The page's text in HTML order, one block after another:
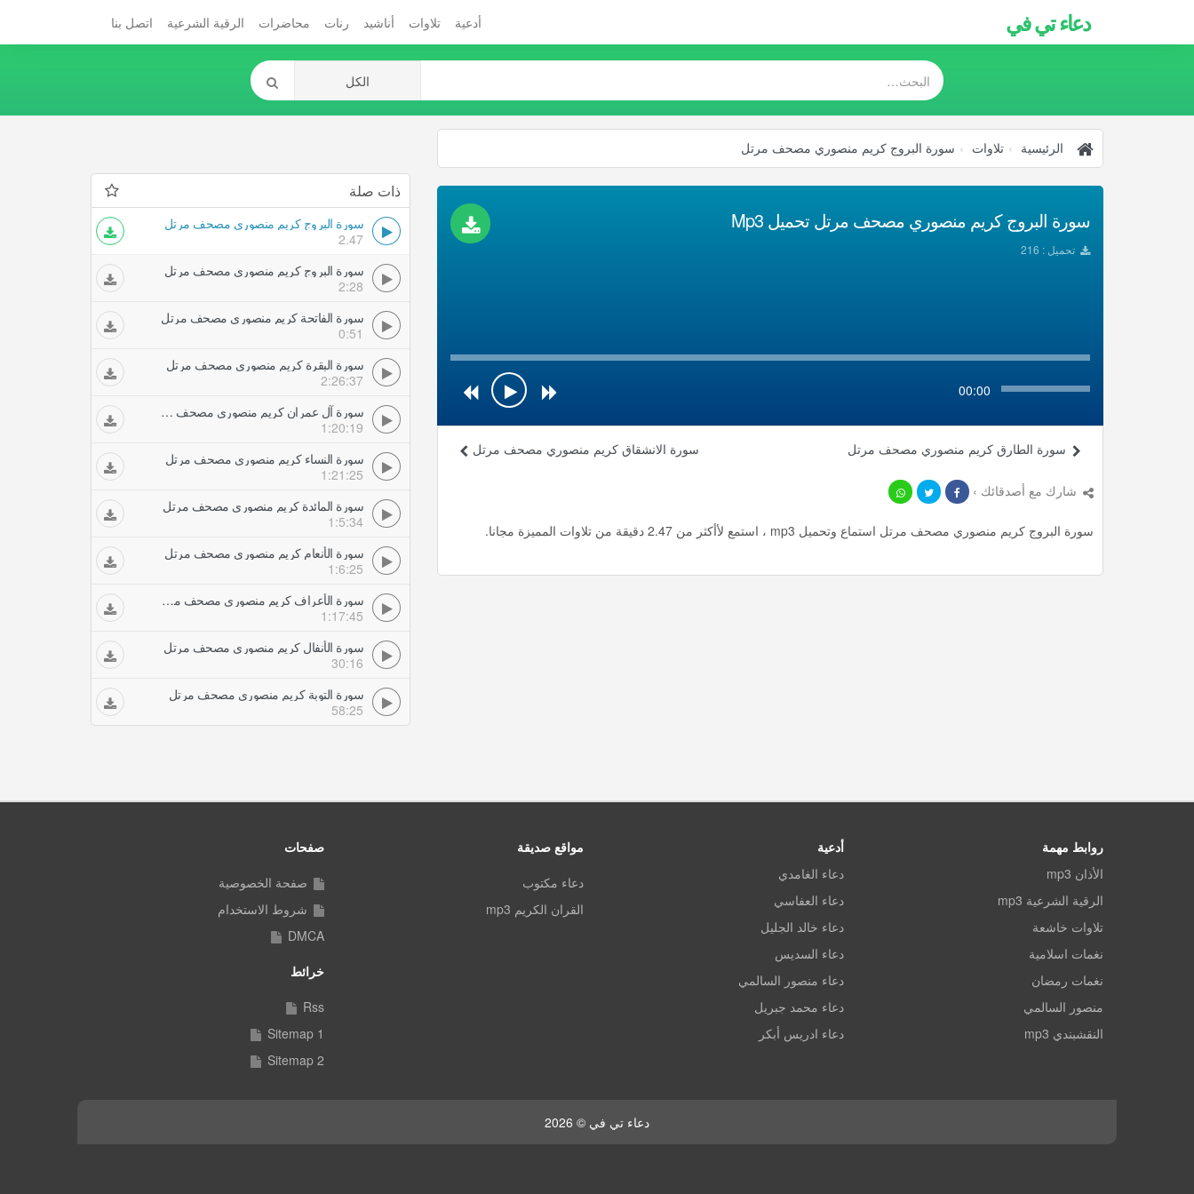
دعاء تي في أدعية تلاوات أناشيد رنات محاضرات الرقية الشرعية اتصل بنا
الرئيسية تلاوات سورة البروج كريم منصوري مصحف مرتل
سورة البروج كريم منصوري مصحف مرتل تحميل Mp3
تحميل : 216
00:00
سورة الانشقاق كريم منصوري مصحف مرتل سورة الطارق كريم منصوري مصحف مرتل
شارك مع أصدقائك ›
سورة البروج كريم منصوري مصحف مرتل استماع وتحميل mp3 ، استمع لأأكثر من 2.47 دقيقة من تلاوات المميزة مجانا.
ذات صلة
سورة البروج كريم منصوري مصحف مرتل
2.47
سورة البروج كريم منصوري مصحف مرتل
2:28
سورة الفاتحة كريم منصوري مصحف مرتل
0:51
سورة البقرة كريم منصوري مصحف مرتل
2:26:37
سورة آل عمران كريم منصوري مصحف مرتل
1:20:19
سورة النساء كريم منصوري مصحف مرتل
1:21:25
سورة المائدة كريم منصوري مصحف مرتل
1:5:34
سورة الأنعام كريم منصوري مصحف مرتل
1:6:25
سورة الأعراف كريم منصوري مصحف مرتل
1:17:45
سورة الأنفال كريم منصوري مصحف مرتل
30:16
سورة التوبة كريم منصوري مصحف مرتل
58:25
روابط مهمة
الأذان mp3
الرقية الشرعية mp3
تلاوات خاشعة
نغمات اسلامية
نغمات رمضان
منصور السالمي
النقشبندي mp3
أدعية
دعاء الغامدي
دعاء العفاسي
دعاء خالد الجليل
دعاء السديس
دعاء منصور السالمي
دعاء محمد جبريل
دعاء ادريس أبكر
مواقع صديقة
دعاء مكتوب
القران الكريم mp3
صفحات
صفحة الخصوصية
شروط الاستخدام
DMCA
خرائط
Rss
Sitemap 1
Sitemap 2
دعاء تي في © 2026